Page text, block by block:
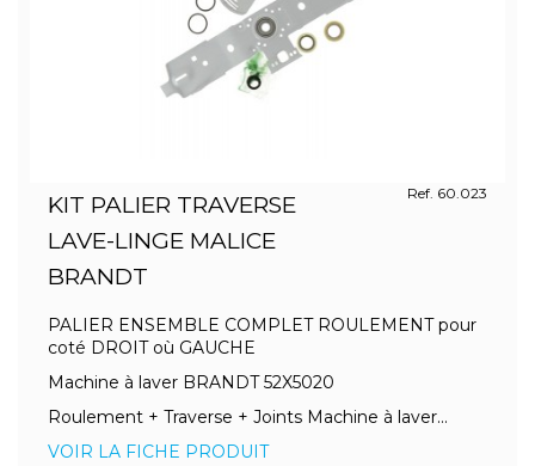
KIT PALIER TRAVERSE
LAVE-LINGE MALICE
BRANDT
Ref. 60.023
PALIER ENSEMBLE COMPLET ROULEMENT pour
coté DROIT où GAUCHE
Machine à laver BRANDT 52X5020
Roulement + Traverse + Joints Machine à laver...
VOIR LA FICHE PRODUIT